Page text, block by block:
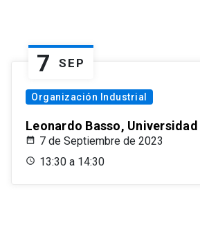
7 SEP
Organización Industrial
Leonardo Basso,
7 de Septiembre de 2023
13:30 a 14:30